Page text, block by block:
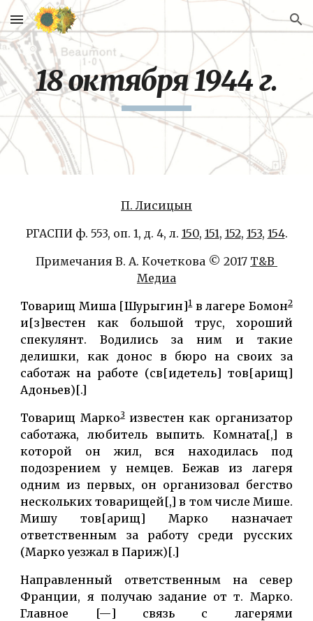
Skip to main content Skip to navigation
18 октября 1944 г.
П. Лисицын
РГАСПИ ф. 553, оп. 1, д. 4, л. 150, 151, 152, 153, 154.
Примечания В. А. Кочеткова © 2017 Т&В
Медиа
Товарищ Миша [Шурыгин]1в лагере Бомон2
и[з]вестен как большой трус, хороший
спекулянт. Водились за ним и такие
делишки, как донос в бюро на своих за
саботаж на работе (св[идетель] тов[арищ]
Адоньев)[.]
Товарищ Марко3известен как организатор
саботажа, любитель выпить. Комната[,] в
которой он жил, вся находилась под
подозрением у немцев. Бежав из лагеря
одним из первых, он организовал бегство
нескольких товарищей[,] в том числе Мише.
Мишу тов[арищ] Марко назначает
ответственным за работу среди русских
(Марко уезжал в Париж)[.]
Направленный ответственным на север
Франции, я получаю задание от т. Марко.
Главное [—] связь с лагерями